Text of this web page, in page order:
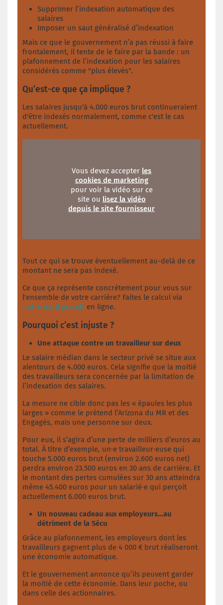
Supprimer l’indexation automatique des
salaires
Imposer un saut généralisé d’indexation
Mais ce que le gouvernement n’a pas réussi à faire
frontalement, il tente de le faire par la bande : un
plafonnement de l’indexation pour les salaires
considérés comme "plus élevés".
Qu’est-ce que ça implique ?
Les salaires jusqu'à 4.000 euros brut continueraient
d'être indexés normalement, comme c'est le cas
actuellement.
Vous devez accepter les
cookies de marketing
pour voir la vidéo sur ce
site ou lisez la vidéo
depuis le site fournisseur
Tout ce qui se trouve éventuellement au-delà de ce
montant ne sera pas indexé.
Ce que ça représente concrètement pour vous sur
l'ensemble de votre carrière? Faites le calcul via
notre outil gratuit en ligne.
Pourquoi c’est injuste ?
Une attaque contre un travailleur sur deux
Le salaire médian dans le secteur privé se situe aux
alentours de 4.000 euros. Cela signifie que la moitié
des travailleurs sera concernée par la limitation de
l’indexation des salaires.
La mesure ne cible donc pas les « épaules les plus
larges » comme le prétend l’Arizona du MR et des
Engagés, mais une personne sur deux.
Pour eux, il s’agira d’une perte de milliers d’euros au
total. À titre d’exemple, un·e travailleur·euse qui
touche 5.000 euros brut (environ 2.600 euros net)
perdra environ 23.500 euros en 30 ans de carrière. Et
le montant des pertes cumulées sur 30 ans atteindra
même 45.400 euros pour un salarié·e qui perçoit
actuellement 6.000 euros brut.
Un nouveau cadeau aux employeurs…au
détriment de la Sécu
Grâce au plafonnement, les employeurs dont les
travailleurs gagnent plus de 4 000 € brut réaliseront
une économie automatique.
Et le gouvernement annonce qu’ils peuvent garder
la moitié de cette économie. Dans leur poche, ou
dans celle des actionnaires.